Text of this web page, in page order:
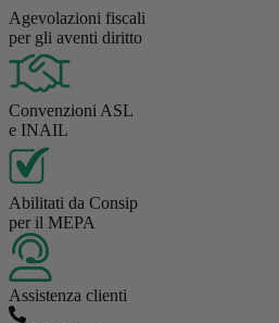
Agevolazioni fiscali
per gli aventi diritto
Convenzioni ASL
e INAIL
Abilitati da Consip
per il MEPA
Assistenza clienti